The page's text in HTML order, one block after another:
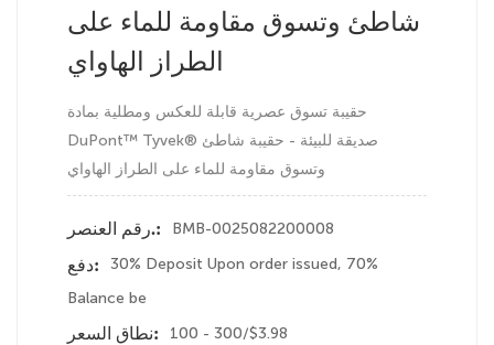
شاطئ وتسوق مقاومة للماء على
الطراز الهاواي
حقيبة تسوق عصرية قابلة للعكس ومطلية بمادة
DuPont™ Tyvek® صديقة للبيئة - حقيبة شاطئ
وتسوق مقاومة للماء على الطراز الهاواي
رقم العنصر.:
BMB-0025082200008
دفع:
30% Deposit Upon order issued, 70%
Balance be
نطاق السعر:
100 - 300/$3.98